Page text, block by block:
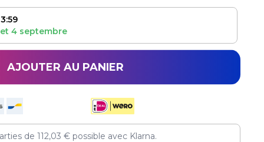
4 septembre
AJOUTER AU PANIER
de112,03€ possible avec Klarna.